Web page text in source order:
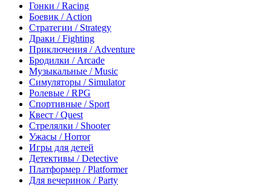
Гонки / Racing
Боевик / Action
Стратегии / Strategy
Драки / Fighting
Приключения / Adventure
Бродилки / Arcade
Музыкальные / Music
Симуляторы / Simulator
Ролевые / RPG
Спортивные / Sport
Квест / Quest
Стрелялки / Shooter
Ужасы / Horror
Игры для детей
Детективы / Detective
Платформер / Platformer
Для вечеринок / Party